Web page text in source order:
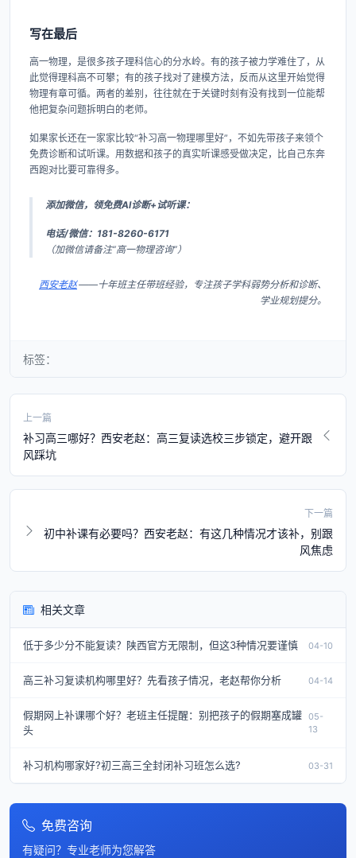
写在最后
高一物理，是很多孩子理科信心的分水岭。有的孩子被力学难住了，从
此觉得理科高不可攀；有的孩子找对了建模方法，反而从这里开始觉得
物理有章可循。两者的差别，往往就在于关键时刻有没有找到一位能帮
他把复杂问题拆明白的老师。
如果家长还在一家家比较“补习高一物理哪里好”，不如先带孩子来领个
免费诊断和试听课。用数据和孩子的真实听课感受做决定，比自己东奔
西跑对比要可靠得多。
添加微信，领免费AI诊断+试听课：
电话/微信：181-8260-6171
（加微信请备注“高一物理咨询”）
西安老赵——十年班主任带班经验，专注孩子学科弱势分析和诊断、
学业规划提分。
标签：
上一篇
补习高三哪好？西安老赵：高三复读选校三步锁定，避开跟
风踩坑
下一篇
初中补课有必要吗？西安老赵：有这几种情况才该补，别跟
风焦虑
相关文章
低于多少分不能复读？陕西官方无限制，但这3种情况要谨慎 04-10
高三补习复读机构哪里好？先看孩子情况，老赵帮你分析 04-14
假期网上补课哪个好？老班主任提醒：别把孩子的假期塞成罐
头
05-
13
补习机构哪家好?初三高三全封闭补习班怎么选? 03-31
免费咨询
有疑问？专业老师为您解答